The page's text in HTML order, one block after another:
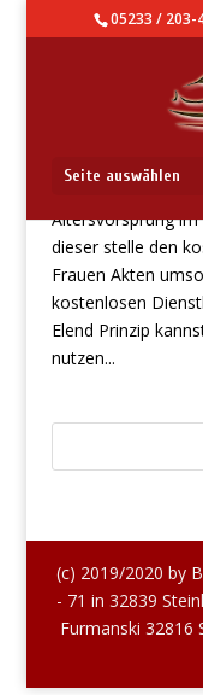
05233 / 203-
Seite auswählen
Altersvorsprung im
Altersvorsprung
dieser stelle den
Frauen Akten
kostenlosen
Elend Prinzip
nutzen...
(c) 2019/2020 by
- 71 in 32839
Furmanski 32816